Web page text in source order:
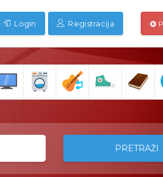
Login Registracija
PRETRAŽI